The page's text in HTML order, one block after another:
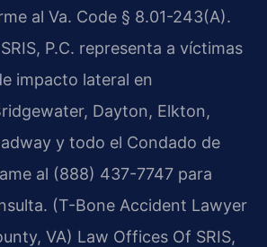
al Va. Code § 8.01-243(A).
P.C. representa a víctimas
impacto lateral en
Dayton, Elkton,
y todo el Condado de
al (888) 437-7747 para
(T-Bone Accident Lawyer
VA) Law Offices Of SRIS,